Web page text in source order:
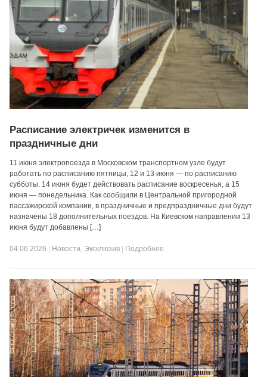
Расписание электричек изменится в
праздничные дни
11 июня электропоезда в Московском транспортном узле будут
работать по расписанию пятницы, 12 и 13 июня — по расписанию
субботы. 14 июня будет действовать расписание воскресенья, а 15
июня — понедельника. Как сообщили в Центральной пригородной
пассажирской компании, в праздничные и предпраздничные дни будут
назначены 18 дополнительных поездов. На Киевском направлении 13
июня будут добавлены […]
04.06.2026 Новости, Эксклюзив Подробнее